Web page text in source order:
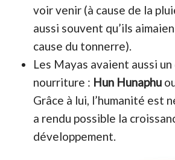
voir venir (à cause de la
aussi souvent qu’ils
cause du tonnerre).
Les Mayas avaient aussi
nourriture : Hun Hunaphu
Grâce à lui, l’humanité est
a rendu possible la
développement.